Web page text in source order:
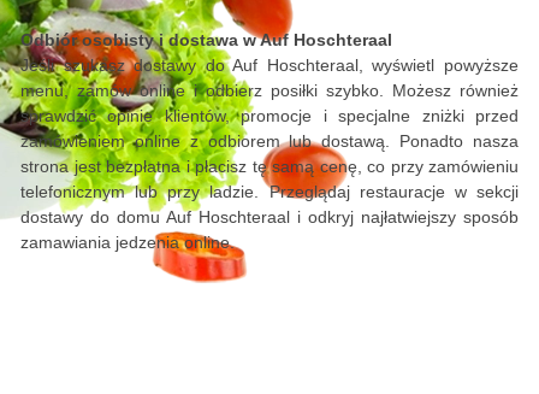
Odbiór osobisty i dostawa w Auf Hoschteraal
Jeśli szukasz dostawy do Auf Hoschteraal, wyświetl powyższe
menu, zamów online i odbierz posiłki szybko. Możesz również
sprawdzić opinie klientów, promocje i specjalne zniżki przed
zamówieniem online z odbiorem lub dostawą. Ponadto nasza
strona jest bezpłatna i płacisz tę samą cenę, co przy zamówieniu
telefonicznym lub przy ladzie. Przeglądaj restauracje w sekcji
dostawy do domu Auf Hoschteraal i odkryj najłatwiejszy sposób
zamawiania jedzenia online.